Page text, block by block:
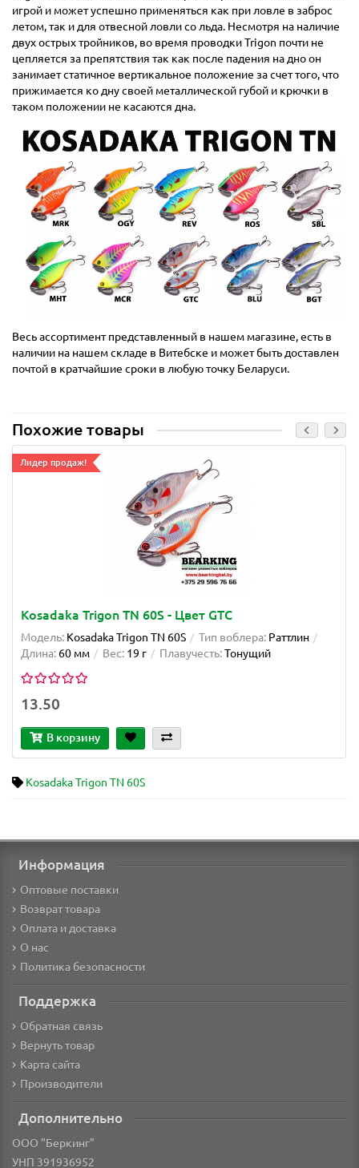
игрой и может успешно применяться как при ловле в заброс
летом, так и для отвесной ловли со льда. Несмотря на наличие
двух острых тройников, во время проводки Trigon почти не
цепляется за препятствия так как после падения на дно он
занимает статичное вертикальное положение за счет того, что
прижимается ко дну своей металлической губой и крючки в
таком положении не касаются дна.
Весь ассортимент представленный в нашем магазине, есть в
наличии на нашем складе в Витебске и может быть доставлен
почтой в кратчайшие сроки в любую точку Беларуси.
Похожие товары
Лидер продаж!
Kosadaka Trigon TN 60S - Цвет GTC
Модель: Kosadaka Trigon TN 60S Тип воблера: Раттлин
Длина: 60 мм Вес: 19 г Плавучесть:Тонущий
13.50
В корзину
Kosadaka Trigon TN 60S
Информация
Оптовые поставки
Возврат товара
Оплата и доставка
О нас
Политика безопасности
Поддержка
Обратная связь
Вернуть товар
Карта сайта
Производители
Дополнительно
ООО "Беркинг"
УНП 391936952